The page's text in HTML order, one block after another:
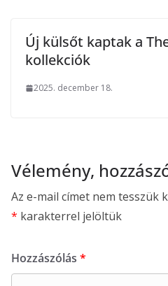
Új külsőt kaptak a
kollekciók
2025. december 18.
Vélemény,
Az e-mail címet nem tesszük
* karakterrel jelöltük
Hozzászólás *